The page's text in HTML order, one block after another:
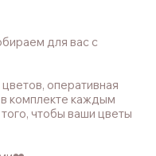
для вас с
оперативная
комплекте каждым
чтобы ваши цветы